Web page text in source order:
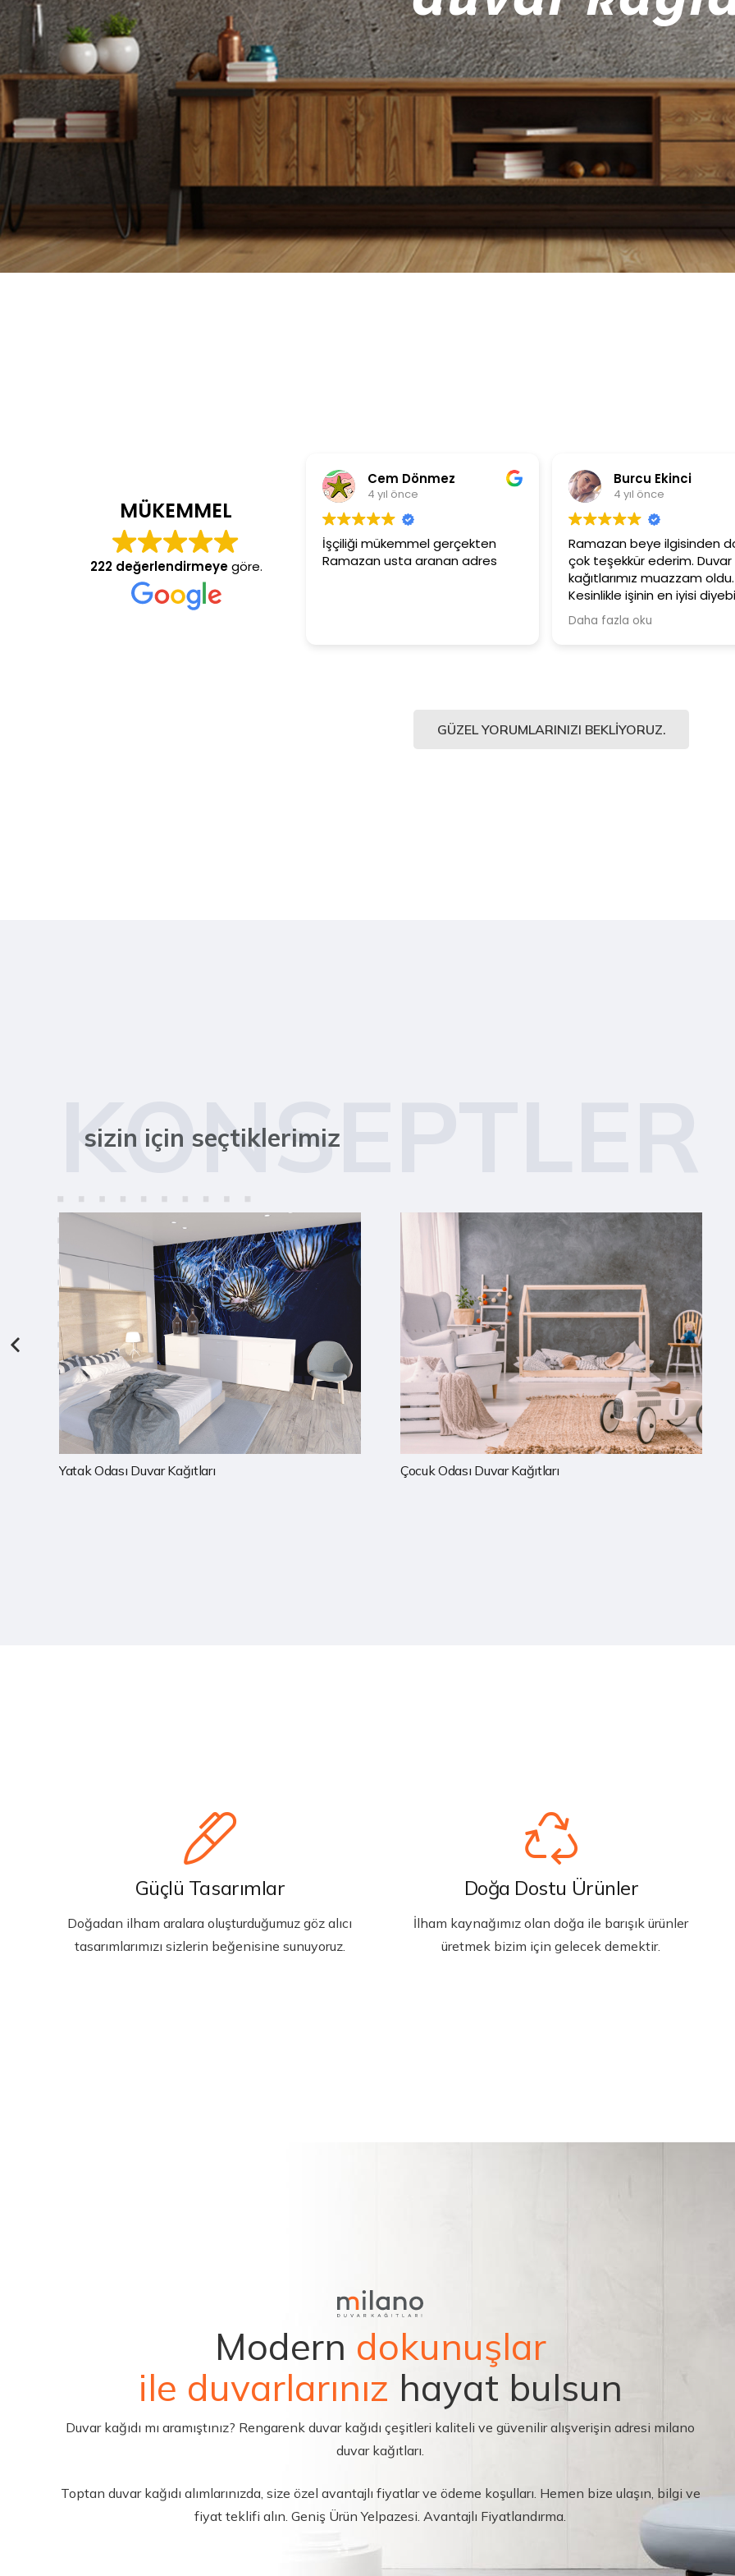
MÜKEMMEL
222 değerlendirmeyegöre.
Cem Dönmez
4 yıl önce
İşçiliği mükemmel gerçekten
Ramazan usta aranan adres
Burcu Ekinci
4 yıl önce
Ramazan beye ilgisinden
çok teşekkür ederim. Duvar
kağıtlarımız muazzam oldu.
Kesinlikle işinin en iyisi
Şiddetle tavsiye ediyorum.
Daha fazla oku
GÜZEL YORUMLARINIZI BEKLIYORUZ.
KONSEPTLER
sizin için seçtiklerimiz
Çocuk Odası Duvar Kağıtları Mutfak Duvar Kağıtları
Güçlü Tasarımlar
Doğadan ilham aralara oluşturduğumuz göz alıcı
tasarımlarımızı sizlerin beğenisine sunuyoruz.
Doğa Dostu Ürünler
İlham kaynağımız olan doğa ile barışık ürünler
üretmek bizim için gelecek demektir.
Modern dokunuşlar
ile duvarlarınız hayat bulsun
Duvar kağıdı mı aramıştınız? Rengarenk duvar kağıdı çeşitleri kaliteli ve güvenilir alışverişin adresi milano
duvar kağıtları.
Toptan duvar kağıdı alımlarınızda, size özel avantajlı fiyatlar ve ödeme koşulları. Hemen bize ulaşın, bilgi ve
fiyat teklifi alın. Geniş Ürün Yelpazesi. Avantajlı Fiyatlandırma.